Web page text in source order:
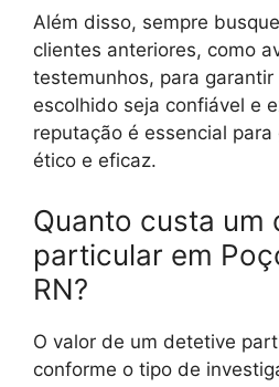
Além disso, sempre
clientes anteriores, como
testemunhos, para
escolhido seja confiável e
reputação é essencial
ético e eficaz.
Quanto custa um
particular em
RN?
O valor de um detetive
conforme o tipo de